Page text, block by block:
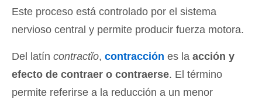
Este proceso está controlado por el sistema
nervioso central y permite producir fuerza motora.
Del latín contractĭo, contracción es la acción y
efecto de contraer o contraerse. El término
permite referirse a la reducción a un menor